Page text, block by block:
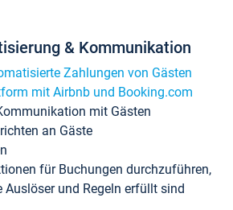
& Kommunikation
Zahlungen von Gästen
mit Airbnb und Booking.com
mit Gästen
an Gäste
für Buchungen durchzuführen,
und Regeln erfüllt sind